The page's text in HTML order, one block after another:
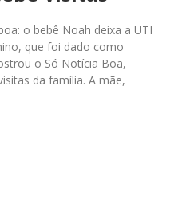
o bebê Noah deixa a UTI
que foi dado como
o Só Notícia Boa,
da família. A mãe,